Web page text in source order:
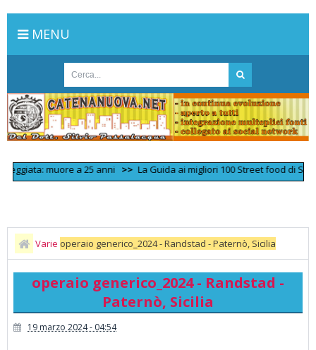
MENU
muore a 25 anni >> La Guida ai migliori 100 Street food di Sicilia
Varie operaio generico_2024 - Randstad - Paternò, Sicilia
operaio generico_2024 - Randstad -
Paternò, Sicilia
19 marzo 2024 - 04:54